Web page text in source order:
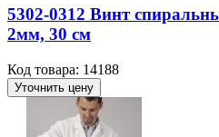
5302-0312 Винт
2мм, 30 см
Код товара: 14188
Уточнить цену